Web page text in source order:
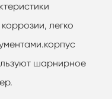
легко
шарнирное